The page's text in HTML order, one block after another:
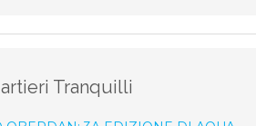
Tranquilli